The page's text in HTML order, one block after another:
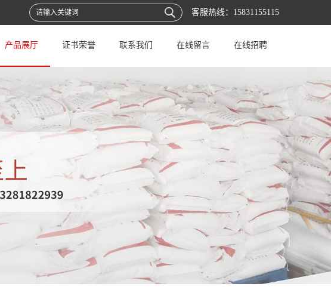
客服热线： 15831155115
产品展厅 证书荣誉 联系我们 在线留言 在线招聘